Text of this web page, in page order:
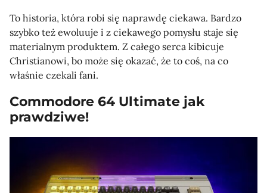
To historia, która robi się naprawdę ciekawa. Bardzo
szybko też ewoluuje i z ciekawego pomysłu staje się
materialnym produktem. Z całego serca kibicuje
Christianowi, bo może się okazać, że to coś, na co
właśnie czekali fani.
Commodore 64 Ultimate jak
prawdziwe!